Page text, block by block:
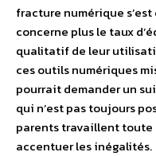
fracture numérique
concerne plus le taux
qualitatif de leur
ces outils numériques
pourrait demander un
qui n’est pas toujours
parents travaillent
accentuer les inégalités.